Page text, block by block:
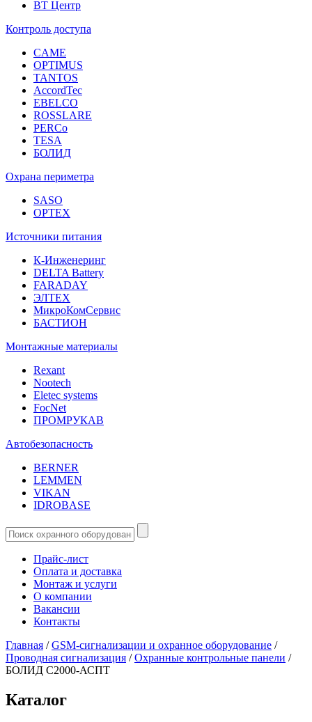
ВТ Центр
Контроль доступа
CAME
OPTIMUS
TANTOS
AccordTec
EBELCO
ROSSLARE
PERCo
TESA
БОЛИД
Охрана периметра
SASO
OPTEX
Источники питания
К-Инженеринг
DELTA Battery
FARADAY
ЭЛТЕХ
МикроКомСервис
БАСТИОН
Монтажные материалы
Rexant
Nootech
Eletec systems
FocNet
ПРОМРУКАВ
Автобезопасность
BERNER
LEMMEN
VIKAN
IDROBASE
Прайс-лист
Оплата и доставка
Монтаж и услуги
О компании
Вакансии
Контакты
Главная /GSM-сигнализации и охранное оборудование /
Проводная сигнализация /Охранные контрольные панели /
БОЛИД С2000-АСПТ
Каталог